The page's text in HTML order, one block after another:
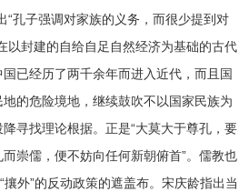
“孔子强调对家族的义务，而很少提到对
以封建的自给自足自然经济为基础的古代
已经历了两千余年而进入近代，而且国
的危险境地，继续鼓吹不以国家民族为
寻找理论根据。正是“大莫大于尊孔，要
崇儒，便不妨向任何新朝俯首”。儒教也
攘外”的反动政策的遮盖布。宋庆龄指出当